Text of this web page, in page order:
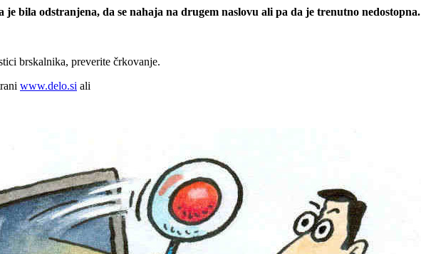
bila odstranjena, da se nahaja na drugem naslovu ali pa da je trenutno nedostopna.
brskalnika, preverite črkovanje.
www.delo.si ali